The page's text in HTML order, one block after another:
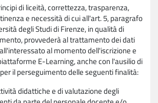
di liceità, correttezza, trasparenza,
e necessità di cui all'art. 5, paragrafo
degli Studi di Firenze, in qualità di
provvederà al trattamento dei dati
al momento dell'iscrizione e
E-Learning, anche con l'ausilio di
il perseguimento delle seguenti finalità:
didattiche e di valutazione degli